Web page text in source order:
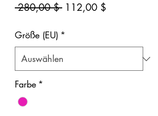
280,00 $ Standardpreis
112,00 $
Größe (EU) *
Farbe *